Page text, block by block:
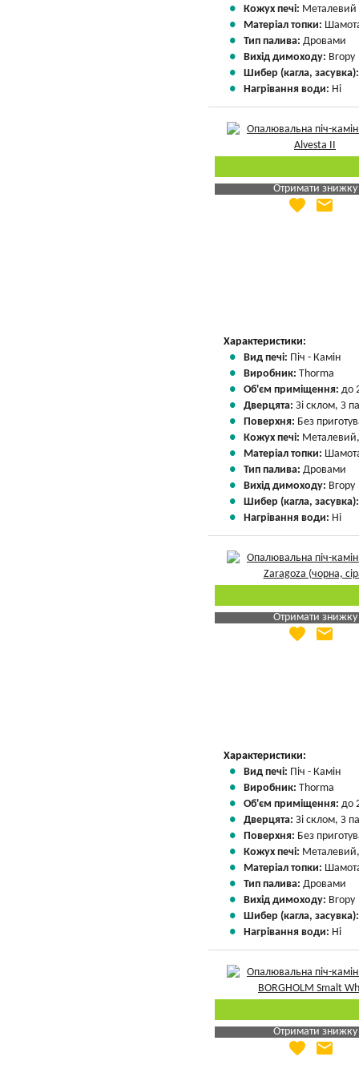
Кожух печі: Металевий
Матеріал топки:
Тип палива: Дровами
Вихід димоходу: Вгору
Шибер (кагла,
Нагрівання води: Ні
Отримати знижку
Яка Ваша ціна
favorite email
Характеристики:
Вид печі: Піч - Камін
Виробник: Thorma
Об'єм приміщення: до
Дверцята: Зі склом, З
Поверхня: Без
Кожух печі:
Матеріал топки:
Тип палива: Дровами
Вихід димоходу: Вгору
Шибер (кагла,
Нагрівання води: Ні
Отримати знижку
Яка Ваша ціна
favorite email
Характеристики:
Вид печі: Піч - Камін
Виробник: Thorma
Об'єм приміщення: до
Дверцята: Зі склом, З
Поверхня: Без
Кожух печі:
Матеріал топки:
Тип палива: Дровами
Вихід димоходу: Вгору
Шибер (кагла,
Нагрівання води: Ні
Отримати знижку
Яка Ваша ціна
favorite email